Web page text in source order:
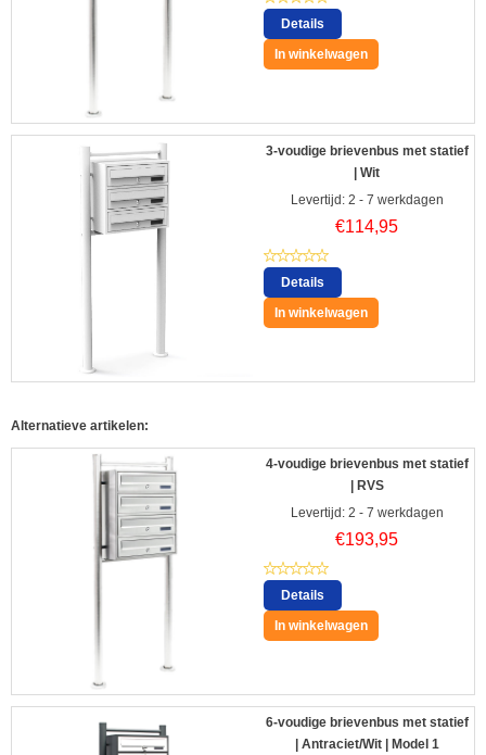
Details
In winkelwagen
3-voudige brievenbus met statief
| Wit
Levertijd: 2 - 7 werkdagen
€114,95
Details
In winkelwagen
Alternatieve artikelen:
4-voudige brievenbus met statief
| RVS
Levertijd: 2 - 7 werkdagen
€193,95
Details
In winkelwagen
6-voudige brievenbus met statief
| Antraciet/Wit | Model 1